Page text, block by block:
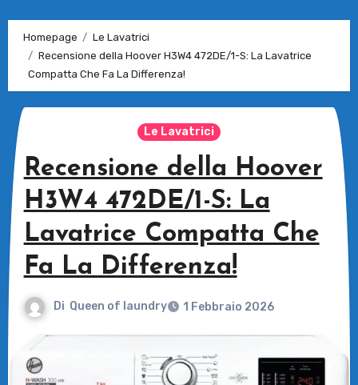
Homepage
Le Lavatrici
Recensione della Hoover H3W4 472DE/1-S: La Lavatrice
Compatta Che Fa La Differenza!
Le Lavatrici
Recensione della Hoover
H3W4 472DE/1-S: La
Lavatrice Compatta Che
Fa La Differenza!
Di Queen of laundry 1 Febbraio 2026